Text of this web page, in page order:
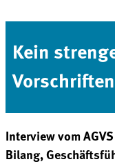
Kein
Interview vom
Bilang,